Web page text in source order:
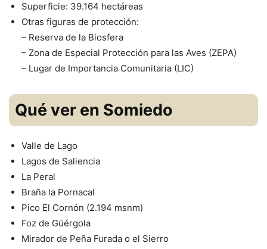
Superficie: 39.164 hectáreas
Otras figuras de protección:
– Reserva de la Biosfera
– Zona de Especial Protección para las Aves (ZEPA)
– Lugar de Importancia Comunitaria (LIC)
Qué ver en Somiedo
Valle de Lago
Lagos de Saliencia
La Peral
Braña la Pornacal
Pico El Cornón (2.194 msnm)
Foz de Güérgola
Mirador de Peña Furada o el Sierro